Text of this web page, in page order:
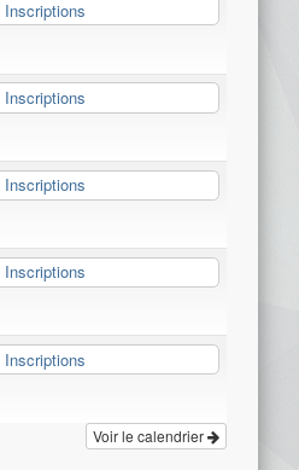
Inscriptions
Inscriptions
Inscriptions
Inscriptions
Inscriptions
Voir le calendrier